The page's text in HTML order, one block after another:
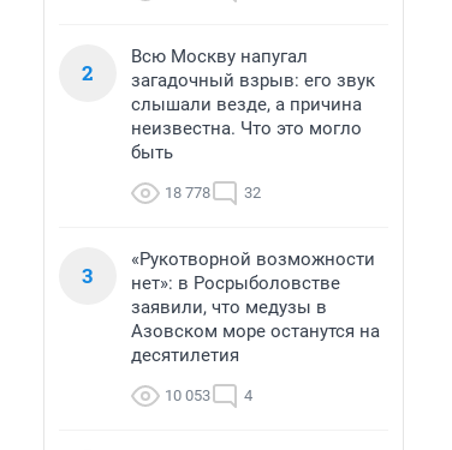
2
Всю Москву напугал
загадочный взрыв: его звук
слышали везде, а причина
неизвестна. Что это могло
быть
18 778 32
3
«Рукотворной возможности
нет»: в Росрыболовстве
заявили, что медузы в
Азовском море останутся на
десятилетия
10 053 4